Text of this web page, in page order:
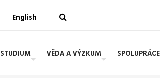
English
STUDIUM VĚDA A VÝZKUM SPOLUPRÁCE